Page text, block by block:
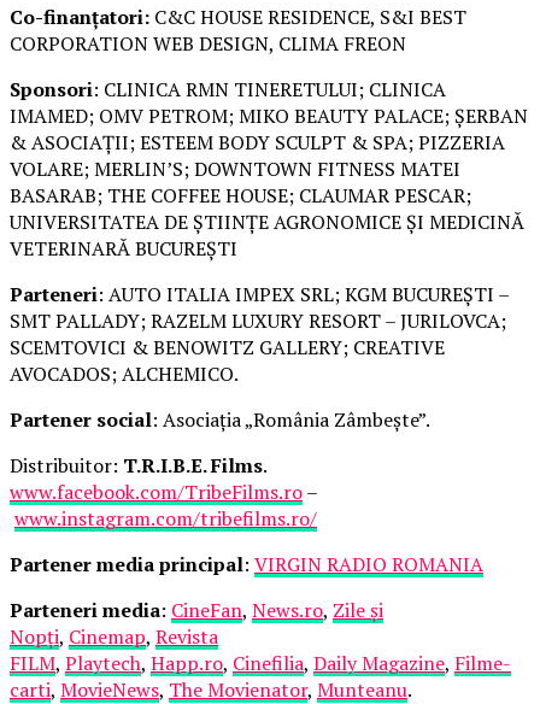
Co-finanțatori: C&C HOUSE RESIDENCE, S&I BEST
CORPORATION WEB DESIGN, CLIMA FREON
Sponsori: CLINICA RMN TINERETULUI; CLINICA
IMAMED; OMV PETROM; MIKO BEAUTY PALACE; ȘERBAN
& ASOCIAȚII; ESTEEM BODY SCULPT & SPA; PIZZERIA
VOLARE; MERLIN’S; DOWNTOWN FITNESS MATEI
BASARAB; THE COFFEE HOUSE; CLAUMAR PESCAR;
UNIVERSITATEA DE ȘTIINȚE AGRONOMICE ȘI MEDICINĂ
VETERINARĂ BUCUREȘTI
Parteneri: AUTO ITALIA IMPEX SRL; KGM BUCUREȘTI –
SMT PALLADY; RAZELM LUXURY RESORT – JURILOVCA;
SCEMTOVICI & BENOWITZ GALLERY; CREATIVE
AVOCADOS; ALCHEMICO.
Partener social: Asociația „România Zâmbește”.
Distribuitor: T.R.I.B.E. Films.
www.facebook.com/TribeFilms.ro–
www.instagram.com/tribefilms.ro/
Partener media principal: VIRGIN RADIO ROMANIA
Parteneri media: CineFan, News.ro, Zile și
Nopți, Cinemap, Revista
FILM, Playtech, Happ.ro, Cinefilia, Daily Magazine, Filme-
carti, MovieNews, The Movienator, Munteanu.